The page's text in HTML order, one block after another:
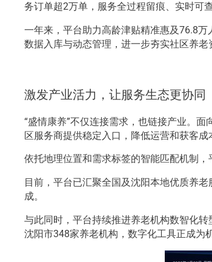
务订单超2万单，服务全过程留痕、实时可
一年来，平台助力高龄津贴精准惠及76.8
数据入库与动态管理，进一步夯实社区养老
激发产业活力，让服务生态更协同
“盛情康养”不仅连接需求，也链接产业。
区服务商提供稳定入口，降低运营和获客成
依托地理位置和需求标签的智能匹配机制，
目前，平台已汇聚全国及沈阳本地优质养
成。
与此同时，平台持续推进养老机构数智化
沈阳市348家养老机构，数字化工具正成为